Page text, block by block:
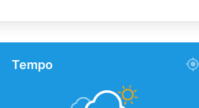
Tempo